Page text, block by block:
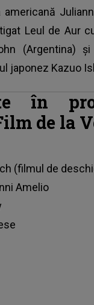
Leul de Aur
(Argentina)
japonez Kazuo
în
de la
(filmul de
Amelio